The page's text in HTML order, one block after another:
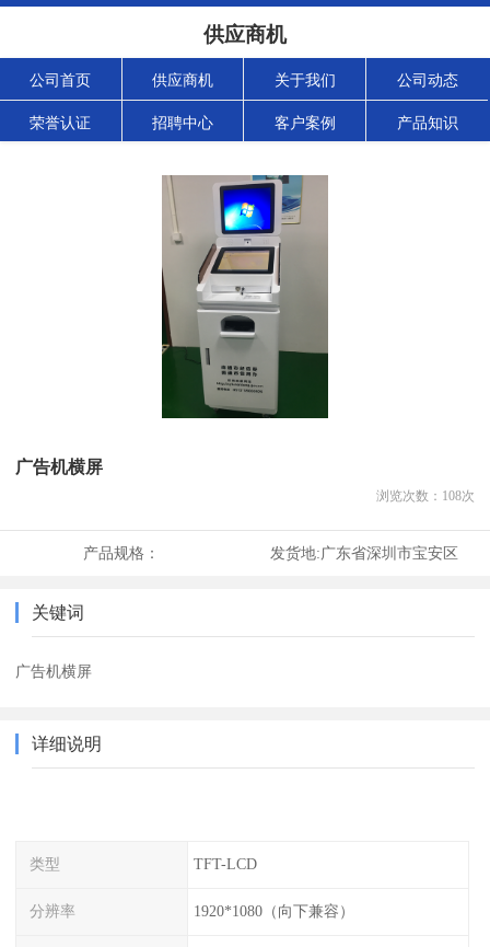
供应商机
公司首页 供应商机 关于我们 公司动态
荣誉认证 招聘中心 客户案例 产品知识
广告机横屏
浏览次数： 108次
产品规格： 发货地:广东省深圳市宝安区
关键词
广告机横屏
详细说明
类型 TFT-LCD
分辨率 1920*1080（向下兼容）